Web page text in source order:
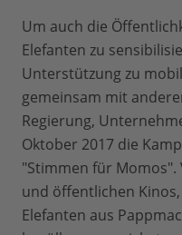
Um auch die
Elefanten zu
Unterstützung zu
gemeinsam mit
Regierung,
Oktober 2017 die
"Stimmen für Momos".
und öffentlichen
Elefanten aus